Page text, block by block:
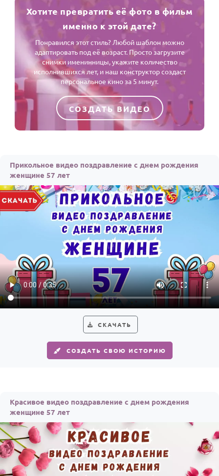
Хотите превратить её фото в фильм
именно к этой дате?
Понравился этот стиль? Любой шаблон можно
адаптировать под её возраст. Просто загрузите
снимки именинницы, укажите количество
исполнившихся лет, и наш конструктор создаст
персональное кино за 5 минут.
СОЗДАТЬ ВИДЕО
Прикольное видео поздравление с днем рождения
женщине 57 лет
СКАЧАТЬ
СОЗДАТЬ СВОЮ ИСТОРИЮ
Красивое видео поздравление с днем рождения
женщине 57 лет